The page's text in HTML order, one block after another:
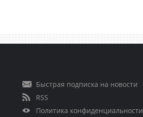
Быстрая подписка на новости
RSS
Политика конфиденциальности